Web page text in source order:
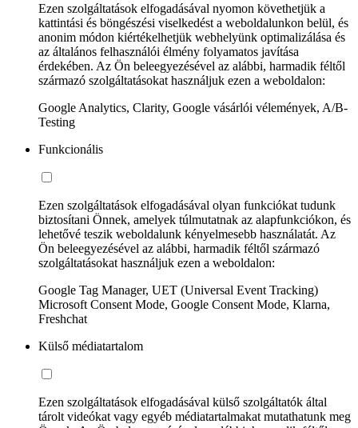
Ezen szolgáltatások elfogadásával nyomon követhetjük a
kattintási és böngészési viselkedést a weboldalunkon belül, és
anonim módon kiértékelhetjük webhelyünk optimalizálása és
az általános felhasználói élmény folyamatos javítása
érdekében. Az Ön beleegyezésével az alábbi, harmadik féltől
származó szolgáltatásokat használjuk ezen a weboldalon:
Google Analytics, Clarity, Google vásárlói vélemények, A/B-
Testing
Funkcionális
Ezen szolgáltatások elfogadásával olyan funkciókat tudunk
biztosítani Önnek, amelyek túlmutatnak az alapfunkciókon, és
lehetővé teszik weboldalunk kényelmesebb használatát. Az
Ön beleegyezésével az alábbi, harmadik féltől származó
szolgáltatásokat használjuk ezen a weboldalon:
Google Tag Manager, UET (Universal Event Tracking)
Microsoft Consent Mode, Google Consent Mode, Klarna,
Freshchat
Külső médiatartalom
Ezen szolgáltatások elfogadásával külső szolgáltatók által
tárolt videókat vagy egyéb médiatartalmakat mutathatunk meg